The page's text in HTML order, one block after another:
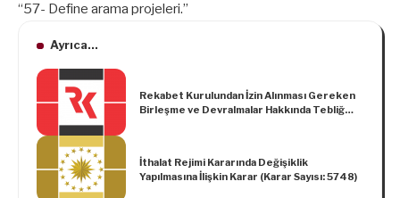
“57- Define arama projeleri.”
Ayrıca...
Rekabet Kurulundan İzin Alınması Gereken
Birleşme ve Devralmalar Hakkında Tebliğ
İthalat Rejimi Kararında Değişiklik
Yapılmasına İlişkin Karar (Karar Sayısı: 5748)